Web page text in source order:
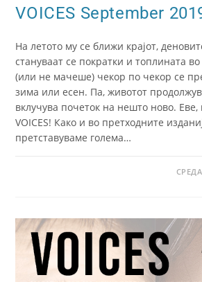
VOICES September
На летото му се ближи крајот,
стануваат се пократки и топлината
(или не мачеше) чекор по чекор се
зима или есен. Па, животот
вклучува почеток на нешто ново.
VOICES! Како и во претходните
претставуваме голема…